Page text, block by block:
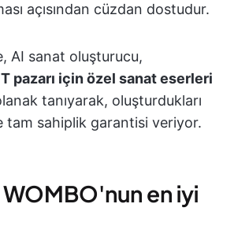
açısından cüzdan dostudur.
AI sanat oluşturucu,
pazarı için özel sanat eserleri
tanıyarak, oluşturdukları
tam sahiplik garantisi veriyor.
en iyi